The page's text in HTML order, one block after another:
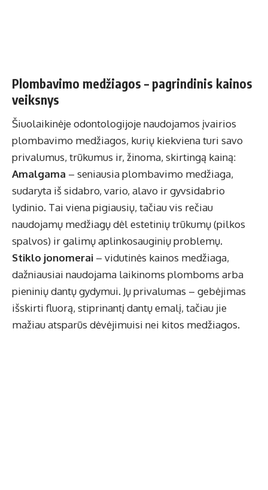
Plombavimo medžiagos – pagrindinis kainos
veiksnys
Šiuolaikinėje odontologijoje naudojamos įvairios
plombavimo medžiagos, kurių kiekviena turi savo
privalumus, trūkumus ir, žinoma, skirtingą kainą:
Amalgama – seniausia plombavimo medžiaga,
sudaryta iš sidabro, vario, alavo ir gyvsidabrio
lydinio. Tai viena pigiausių, tačiau vis rečiau
naudojamų medžiagų dėl estetinių trūkumų (pilkos
spalvos) ir galimų aplinkosauginių problemų.
Stiklo jonomerai – vidutinės kainos medžiaga,
dažniausiai naudojama laikinoms plomboms arba
pieninių dantų gydymui. Jų privalumas – gebėjimas
išskirti fluorą, stiprinantį dantų emalį, tačiau jie
mažiau atsparūs dėvėjimuisi nei kitos medžiagos.